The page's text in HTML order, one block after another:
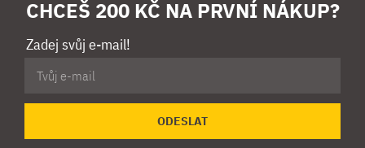
CHCEŠ 200 KČ NA PRVNÍ NÁKUP?
Zadej svůj e-mail!
ODESLAT